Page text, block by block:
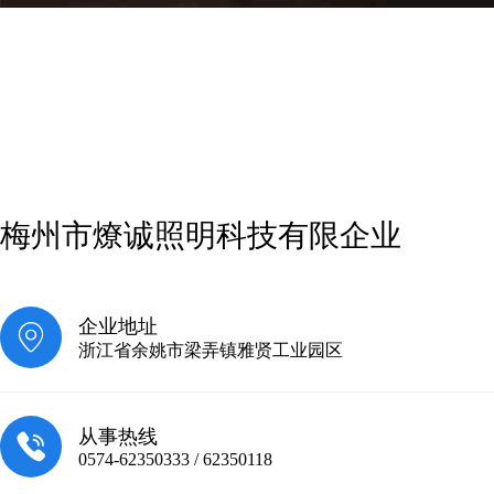
梅州市燎诚照明科技有限企业
企业地址
浙江省余姚市梁弄镇雅贤工业园区
从事热线
0574-62350333 / 62350118